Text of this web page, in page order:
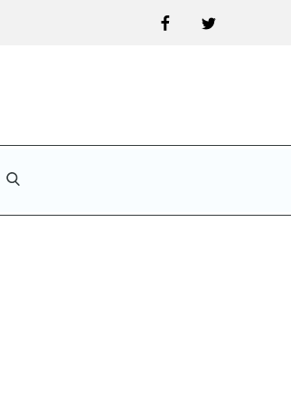
FacebookTwitter